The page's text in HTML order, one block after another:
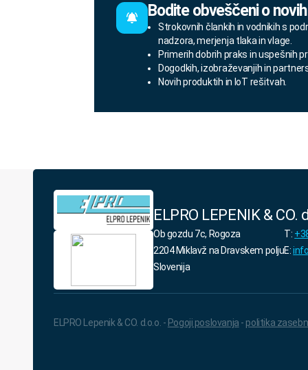
Bodite obveščeni o
Strokovnih člankih in vodnikih s
nadzora, merjenja tlaka in vlage.
Primerih dobrih praks in uspešnih
Dogodkih, izobraževanjih in
Novih produktih in IoT rešitvah.
ELPRO LEPENIK & CO.
Ob gozdu 7c, Rogoza
2204 Miklavž na Dravskem polju
Slovenija
T:
E:
ELPRO Lepenik & CO. d.o.o. - Pogoji poslovanja - politika